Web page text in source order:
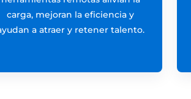
carga, mejoran la eficiencia y
a atraer y retener talento.